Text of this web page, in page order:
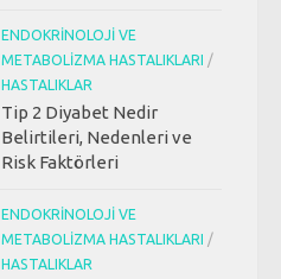
ENDOKRINOLOJI VE
METABOLIZMA HASTALIKLARI /
HASTALIKLAR
Tip 2 Diyabet Nedir
Belirtileri, Nedenleri ve
Risk Faktörleri
ENDOKRINOLOJI VE
METABOLIZMA HASTALIKLARI /
HASTALIKLAR